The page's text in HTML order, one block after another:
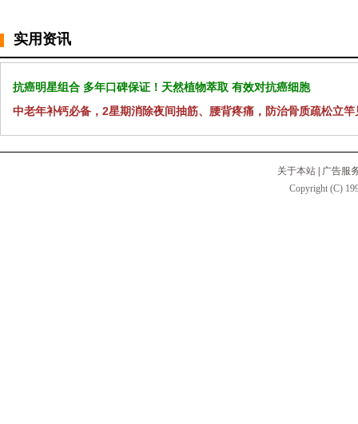
实用资讯
抗癌明星组合 多年口碑保证！天然植物萃取 有效对抗癌细胞
中老年补钙必备，2星期消除夜间抽筋、腰背疼痛，防治骨质疏松立竿
关于本站
广告服
Copyright (C)